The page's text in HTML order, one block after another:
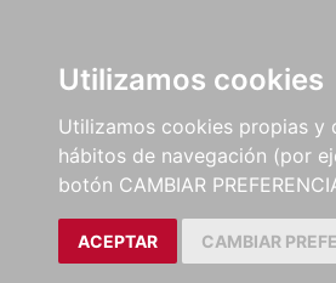
Utilizamos cookies
Utilizamos cookies propias y
hábitos de navegación (por
botón CAMBIAR
ACEPTAR CAMBIAR
LIBROS
MÉTODOS Y
EJERCICIOS